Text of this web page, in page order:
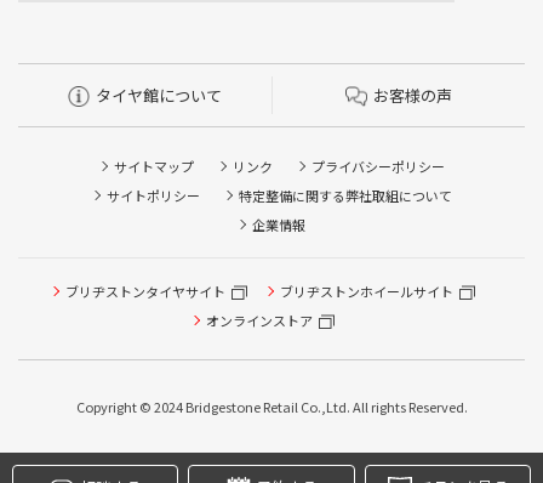
タイヤ館について お客様の声
サイトマップ リンク
プライバシーポリシー
サイトポリシー
特定整備に関する弊社取組について
企業情報
ブリヂストンタイヤサイト
ブリヂストンホイールサイト
オンラインストア
Copyright © 2024 Bridgestone Retail Co.,Ltd. All rights Reserved.
タイヤ点検・安全点検/タイヤ履き替え/オイル交換/その他
ピット作業の予約
本日のタイヤ履き替え順番待ち予約 ※クローク契約会員の